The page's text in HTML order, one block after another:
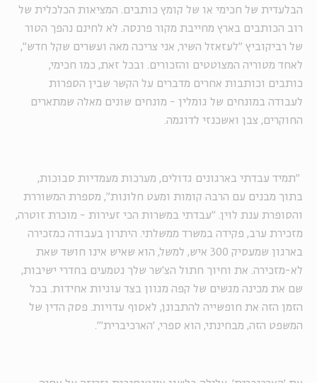
הבלעדית של חכימי או של קומץ כותבים. המציאות הכלכלית של
רוב הכותבים בארץ מחייבת מקור פרנסה. לא לחינם נהפך הטור
של רביקוביץ "לעזאזל השיר, אני צריכה מאה ועשרים שקל חדש",
לאחד מטוריה המצוטטים והזכורים. ובכל זאת, כמו חכימי,
כותבים וכותבות אחרים מדברים על הקשר שבין הספרות
לעבודה במונחים של גומלין - מונחים שונים מאלה שמתארים
החוקרים, צבן ואשכנזי לדוגמה.
"תמיד עבדתי בארגונים גדולים, מערכות מעמדיות סבוכות,
בתוך מבנים עם הרבה קומות ומעט חלונות", מספרת המשוררת
והסופרת ענת לוין. "עבדתי במשרות הכי זעירות - מוכרת זוטרה,
מזכירת ערב, פקידה במשרד ממשלתי. היתרון בעבודה כמזכירה
בארגון שמעסיק 300 איש, למשל, הוא שאיש אינו חושד שאת
לא-מזכירה. את וחיוך חתול הצ'שר שלך נטמעים בחדרי ישיבות,
שם את מכינה מגשים של קפה מגוון בצד עוגיות אחידות. בכל
הזמן הזה את חופשייה להתבונן, לאסוף עדויות. פסק הדין של
המשפט הזה, מבחינתי, הוא ספרי, 'הארכיברית'".